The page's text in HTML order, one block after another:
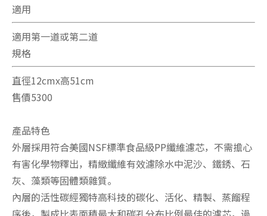
適用
適用第一道或第二道
規格
直徑12cmx高51cm
售價5300
產品特色
外層採用符合美國NSF標準食品級PP纖維濾芯，不需擔心
有害化學物釋出，精緻纖維有效濾除水中泥沙、鐵銹、石
灰、藻類等固體類雜質。
內層的活性碳經獨特高科技的碳化、活化、精製、蒸餾程